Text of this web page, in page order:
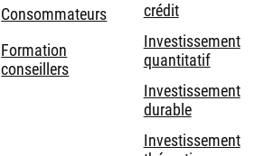
Consommateurs
Formation
conseillers
crédit
Investissement
quantitatif
Investissement
durable
Investissement